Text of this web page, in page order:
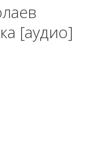
[аудио]